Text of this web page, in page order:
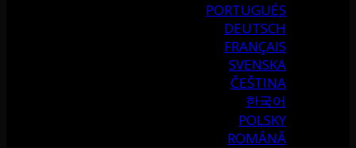
PORTUGUÉS
DEUTSCH
FRANÇAIS
SVENSKA
ČEŠTINA
한국어
POLSKY
ROMÂNĂ